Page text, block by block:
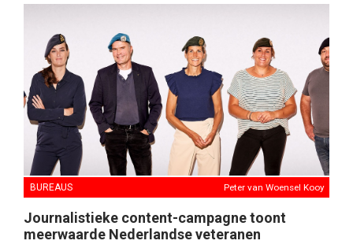
BUREAUS Peter van Woensel Kooy
Journalistieke content-campagne toont
meerwaarde Nederlandse veteranen